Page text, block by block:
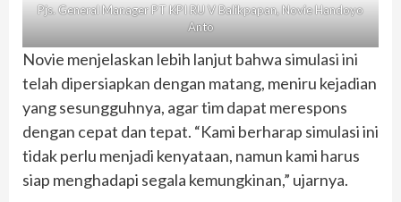
Pjs. General Manager PT KPI RU V Balikpapan, Novie Handoyo
Anto
Novie menjelaskan lebih lanjut bahwa simulasi ini
telah dipersiapkan dengan matang, meniru kejadian
yang sesungguhnya, agar tim dapat merespons
dengan cepat dan tepat. “Kami berharap simulasi ini
tidak perlu menjadi kenyataan, namun kami harus
siap menghadapi segala kemungkinan,” ujarnya.